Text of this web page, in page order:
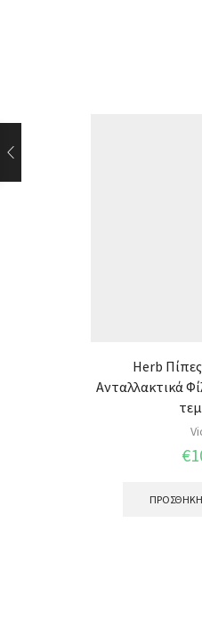
Herb
Ανταλλακτικά
€
ΠΡΟΣΘΉΚΗ